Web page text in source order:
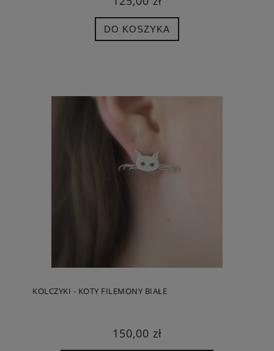
DO KOSZYKA
KOLCZYKI - KOTY FILEMONY BIAŁE
150,00 zł